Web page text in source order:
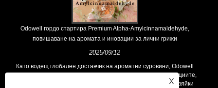
Odowell гордо стартира Premium Alpha-Amylcinnamaldehyde,
повишаване на аромата и иновации за лични грижи
2025/09/12
Като водещ глобален доставчик на ароматни суровини, Odowell
поддържа основна философия на „ориентирана към иновациите,
фокусирани върху качеството“, последователно предоставяйки
X